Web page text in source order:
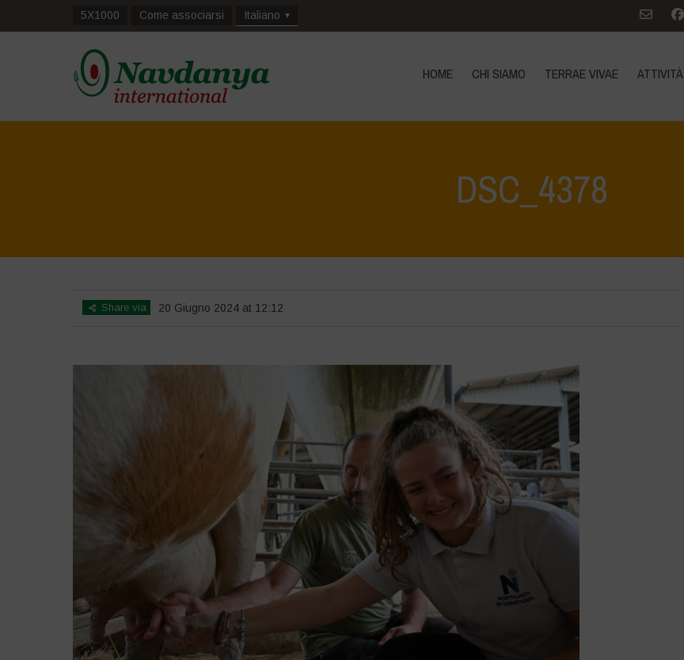
5X1000 Come associarsi Italiano
HOME CHI SIAMO TERRAE VIVAE ATTIVITÀ
DSC_4378
Share via 20 Giugno 2024 at 12:12